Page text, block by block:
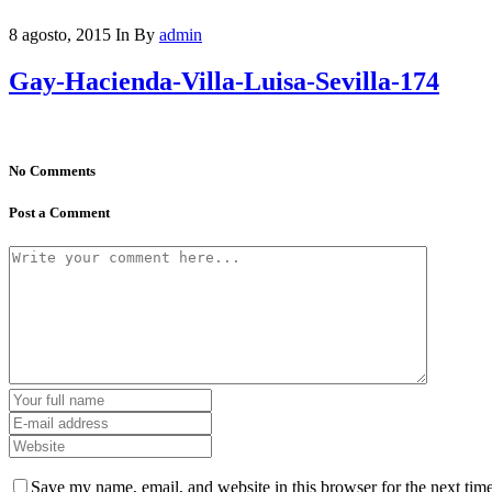
8 agosto, 2015 In By admin
Gay-Hacienda-Villa-Luisa-Sevilla-174
No Comments
Post a Comment
Save my name, email, and website in this browser for the next